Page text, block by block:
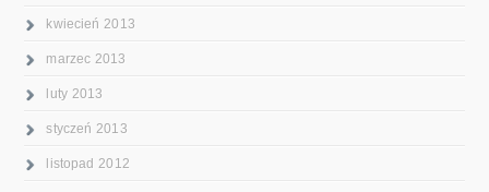
kwiecień 2013
marzec 2013
luty 2013
styczeń 2013
listopad 2012